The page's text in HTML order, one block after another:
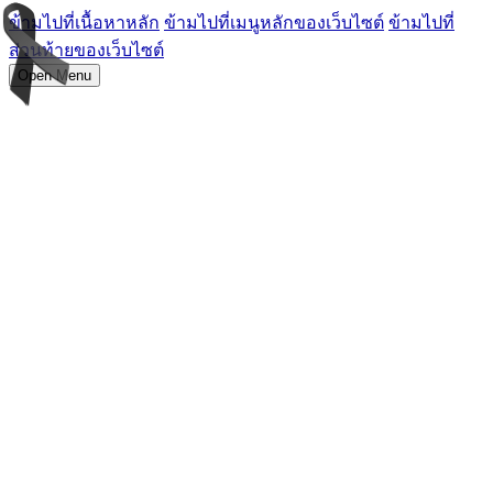
ข้ามไปที่เนื้อหาหลัก ข้ามไปที่เมนูหลักของเว็บไซต์ ข้ามไปที่
ส่วนท้ายของเว็บไซต์
Open Menu